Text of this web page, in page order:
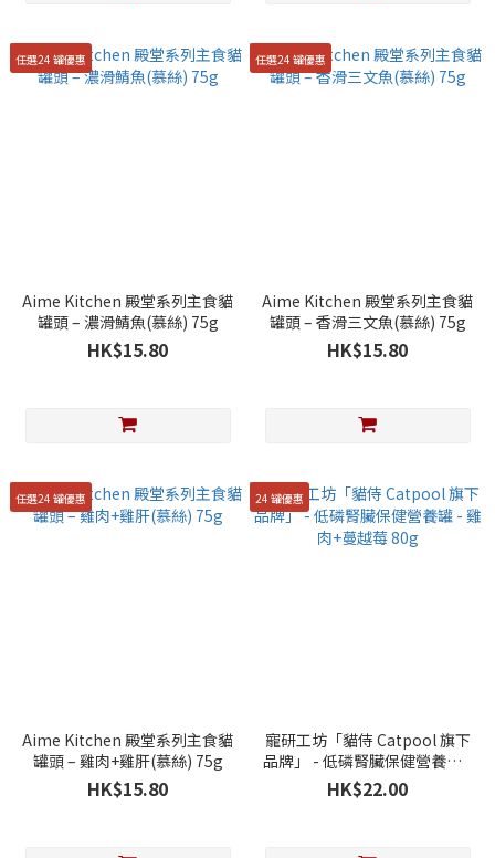
任選24 罐優惠
Aime Kitchen 殿堂系列主食貓
罐頭 – 濃滑鯖魚(慕絲) 75g
HK$15.80
任選24 罐優惠
Aime Kitchen 殿堂系列主食貓
罐頭 – 香滑三文魚(慕絲) 75g
HK$15.80
任選24 罐優惠
Aime Kitchen 殿堂系列主食貓
罐頭 – 雞肉+雞肝(慕絲) 75g
HK$15.80
24 罐優惠
寵研工坊「貓侍 Catpool 旗下
品牌」 - 低磷腎臟保健營養罐 -
雞肉+蔓越莓 80g
HK$22.00